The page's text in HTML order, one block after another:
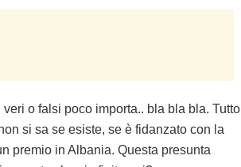
o falsi poco importa.. bla bla bla. Tutto
si sa se esiste, se è fidanzato con la
premio in Albania. Questa presunta